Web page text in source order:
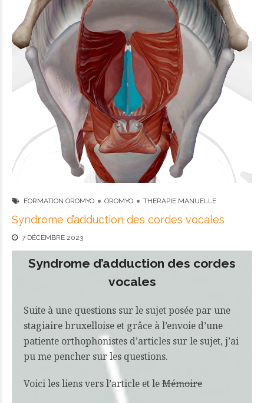
FORMATION OROMYO OROMYO THERAPIE MANUELLE
Syndrome d’adduction des cordes vocales
7 DÉCEMBRE 2023
Syndrome d’adduction des cordes
vocales
Suite à une questions sur le sujet posée par une
stagiaire bruxelloise et grâce à l’envoie d’une
patiente orthophonistes d’articles sur le sujet, j’ai
pu me pencher sur les questions.
Voici les liens vers l’article et leMémoire